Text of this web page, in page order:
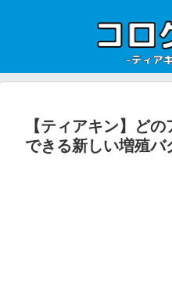
【ティアキン】ど
できる新しい増殖バ